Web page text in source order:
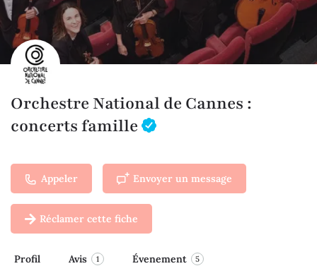
Orchestre National de Cannes :
concerts famille
Appeler Envoyer un message
Réclamer cette fiche
Profil Avis 1 Évenement 5